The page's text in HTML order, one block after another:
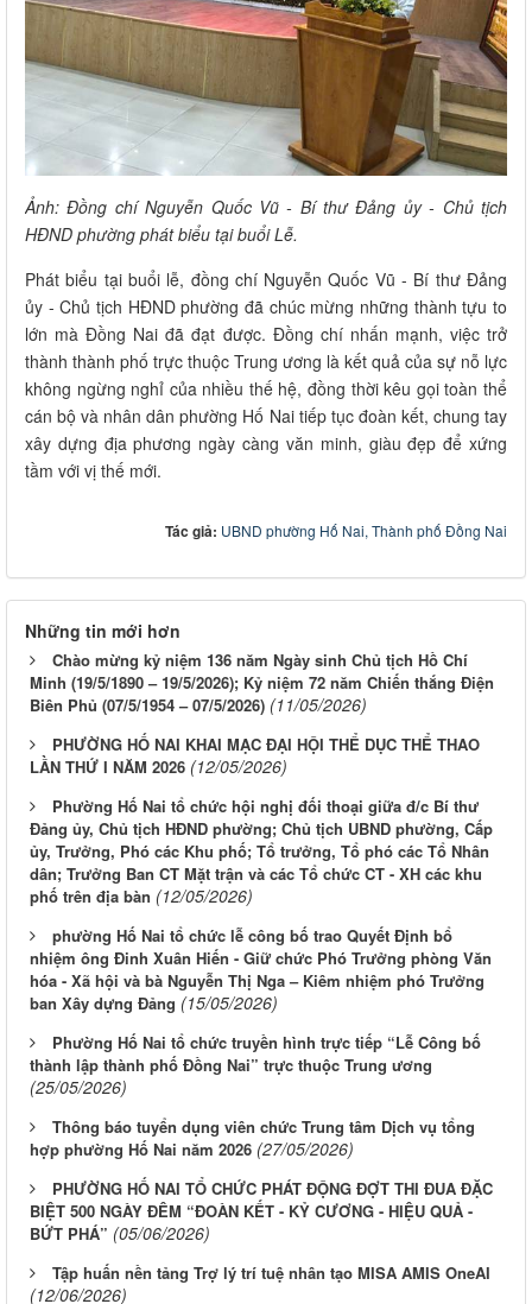
Ảnh: Đồng chí Nguyễn Quốc Vũ - Bí thư Đảng ủy - Chủ tịch
HĐND phường phát biểu tại buổi Lễ.
Phát biểu tại buổi lễ, đồng chí Nguyễn Quốc Vũ - Bí thư Đảng
ủy - Chủ tịch HĐND phường đã chúc mừng những thành tựu to
lớn mà Đồng Nai đã đạt được. Đồng chí nhấn mạnh, việc trở
thành thành phố trực thuộc Trung ương là kết quả của sự nỗ lực
không ngừng nghỉ của nhiều thế hệ, đồng thời kêu gọi toàn thể
cán bộ và nhân dân phường Hố Nai tiếp tục đoàn kết, chung tay
xây dựng địa phương ngày càng văn minh, giàu đẹp để xứng
tầm với vị thế mới.
Tác giả: UBND phường Hố Nai, Thành phố Đồng Nai
Những tin mới hơn
Chào mừng kỷ niệm 136 năm Ngày sinh Chủ tịch Hồ Chí
Minh (19/5/1890 – 19/5/2026); Kỷ niệm 72 năm Chiến thắng Điện
Biên Phủ (07/5/1954 – 07/5/2026) (11/05/2026)
PHƯỜNG HỐ NAI KHAI MẠC ĐẠI HỘI THỂ DỤC THỂ THAO
LẦN THỨ I NĂM 2026 (12/05/2026)
Phường Hố Nai tổ chức hội nghị đối thoại giữa đ/c Bí thư
Đảng ủy, Chủ tịch HĐND phường; Chủ tịch UBND phường, Cấp
ủy, Trưởng, Phó các Khu phố; Tổ trưởng, Tổ phó các Tổ Nhân
dân; Trưởng Ban CT Mặt trận và các Tổ chức CT - XH các khu
phố trên địa bàn (12/05/2026)
phường Hố Nai tổ chức lễ công bố trao Quyết Định bổ
nhiệm ông Đinh Xuân Hiến - Giữ chức Phó Trưởng phòng Văn
hóa - Xã hội và bà Nguyễn Thị Nga – Kiêm nhiệm phó Trưởng
ban Xây dựng Đảng (15/05/2026)
Phường Hố Nai tổ chức truyền hình trực tiếp “Lễ Công bố
thành lập thành phố Đồng Nai” trực thuộc Trung ương
(25/05/2026)
Thông báo tuyển dụng viên chức Trung tâm Dịch vụ tổng
hợp phường Hố Nai năm 2026 (27/05/2026)
PHƯỜNG HỐ NAI TỔ CHỨC PHÁT ĐỘNG ĐỢT THI ĐUA ĐẶC
BIỆT 500 NGÀY ĐÊM “ĐOÀN KẾT - KỶ CƯƠNG - HIỆU QUẢ -
BỨT PHÁ” (05/06/2026)
Tập huấn nền tảng Trợ lý trí tuệ nhân tạo MISA AMIS OneAI
(12/06/2026)